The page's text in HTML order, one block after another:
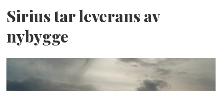
Sirius tar leverans av
nybygge